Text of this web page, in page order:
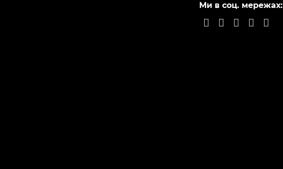
Ми в соц. мережах: